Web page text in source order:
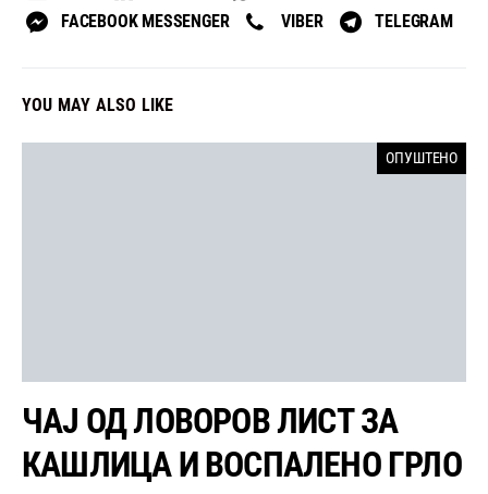
FACEBOOK MESSENGER
VIBER TELEGRAM
YOU MAY ALSO LIKE
ОПУШТЕНО
ЧАЈ ОД ЛОВОРОВ ЛИСТ ЗА
КАШЛИЦА И ВОСПАЛЕНО ГРЛО